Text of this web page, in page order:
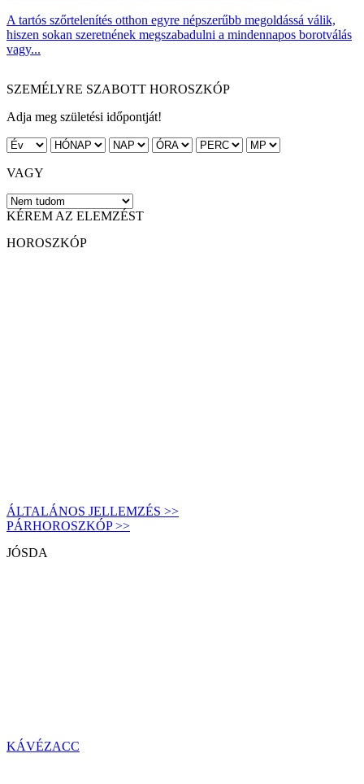
A tartós szőrtelenítés otthon egyre népszerűbb megoldássá válik,
hiszen sokan szeretnének megszabadulni a mindennapos borotválás
vagy...
SZEMÉLYRE SZABOTT HOROSZKÓP
Adja meg születési időpontját!
VAGY
KÉREM AZ ELEMZÉST
HOROSZKÓP
ÁLTALÁNOS JELLEMZÉS >>
PÁRHOROSZKÓP >>
JÓSDA
KÁVÉZACC